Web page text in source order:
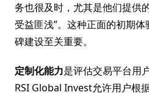
务也很及时，尤其是他们提供
受益匪浅”。这种正面的初期
碑建设至关重要。
定制化能力是评估交易平台用
RSI Global Invest允许用户根